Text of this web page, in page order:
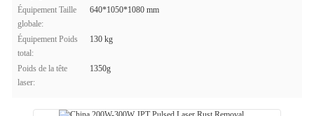
Équipement Taille
globale:
640*1050*1080 mm
Équipement Poids
total:
130 kg
Poids de la tête
laser:
1350g